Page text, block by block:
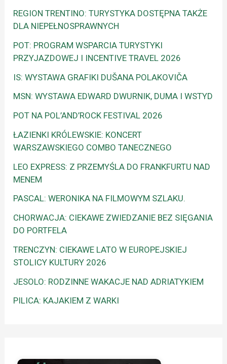
REGION TRENTINO: TURYSTYKA DOSTĘPNA TAKŻE
DLA NIEPEŁNOSPRAWNYCH
POT: PROGRAM WSPARCIA TURYSTYKI
PRZYJAZDOWEJ I INCENTIVE TRAVEL 2026
IS: WYSTAWA GRAFIKI DUŠANA POLAKOVIČA
MSN: WYSTAWA EDWARD DWURNIK, DUMA I WSTYD
POT NA POL’AND’ROCK FESTIVAL 2026
ŁAZIENKI KRÓLEWSKIE: KONCERT
WARSZAWSKIEGO COMBO TANECZNEGO
LEO EXPRESS: Z PRZEMYŚLA DO FRANKFURTU NAD
MENEM
PASCAL: WERONIKA NA FILMOWYM SZLAKU.
CHORWACJA: CIEKAWE ZWIEDZANIE BEZ SIĘGANIA
DO PORTFELA
TRENCZYN: CIEKAWE LATO W EUROPEJSKIEJ
STOLICY KULTURY 2026
JESOLO: RODZINNE WAKACJE NAD ADRIATYKIEM
PILICA: KAJAKIEM Z WARKI